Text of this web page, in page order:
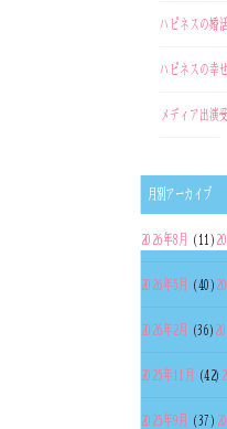
ハピネスの婚
ハピネスの幸
メディア出演
月別アーカイブ
2026年8月 (11)
2026年5月 (40)
2026年2月 (36)
2025年11月 (42)
2025年9月 (37)